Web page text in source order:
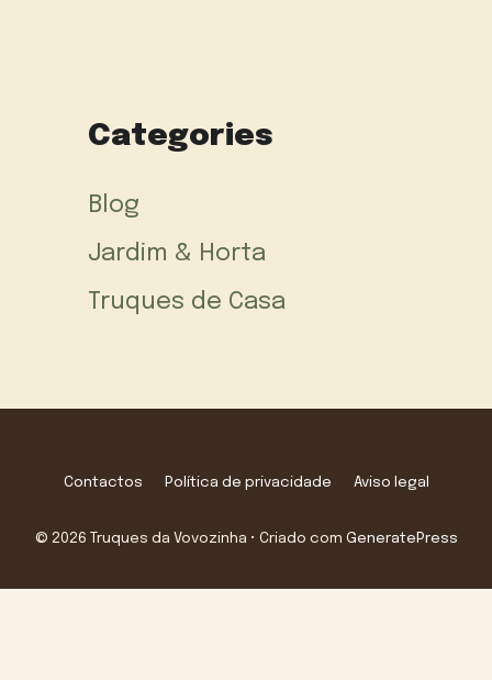
Categories
Blog
Jardim & Horta
Truques de Casa
Contactos Política de privacidade Aviso legal
© 2026 Truques da Vovozinha • Criado com GeneratePress